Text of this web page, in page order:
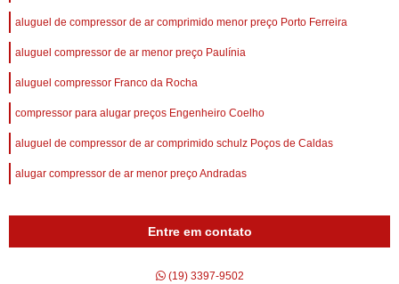
aluguel de compressor de ar comprimido menor preço Porto Ferreira
aluguel compressor de ar menor preço Paulínia
aluguel compressor Franco da Rocha
compressor para alugar preços Engenheiro Coelho
aluguel de compressor de ar comprimido schulz Poços de Caldas
alugar compressor de ar menor preço Andradas
Entre em contato
(19) 3397-9502